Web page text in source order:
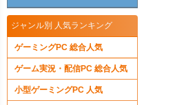
ジャンル別 人気ランキング
ゲーミングPC 総合人気
ゲーム実況・配信PC 総合人気
小型ゲーミングPC 人気